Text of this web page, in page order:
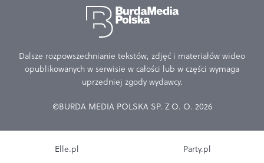
Dalsze rozpowszechnianie tekstów, zdjęć i materiałów wideo
opublikowanych w serwisie w całości lub w części wymaga
uprzedniej zgody wydawcy.
©BURDA MEDIA POLSKA SP. Z O. O. 2026
Elle.pl
Party.pl